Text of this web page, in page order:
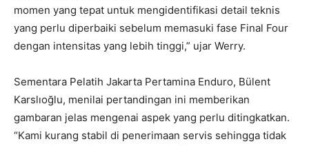
momen yang tepat untuk mengidentifikasi detail teknis
yang perlu diperbaiki sebelum memasuki fase Final Four
dengan intensitas yang lebih tinggi,” ujar Werry.
Sementara Pelatih Jakarta Pertamina Enduro, Bülent
Karslıoğlu, menilai pertandingan ini memberikan
gambaran jelas mengenai aspek yang perlu ditingkatkan.
“Kami kurang stabil di penerimaan servis sehingga tidak